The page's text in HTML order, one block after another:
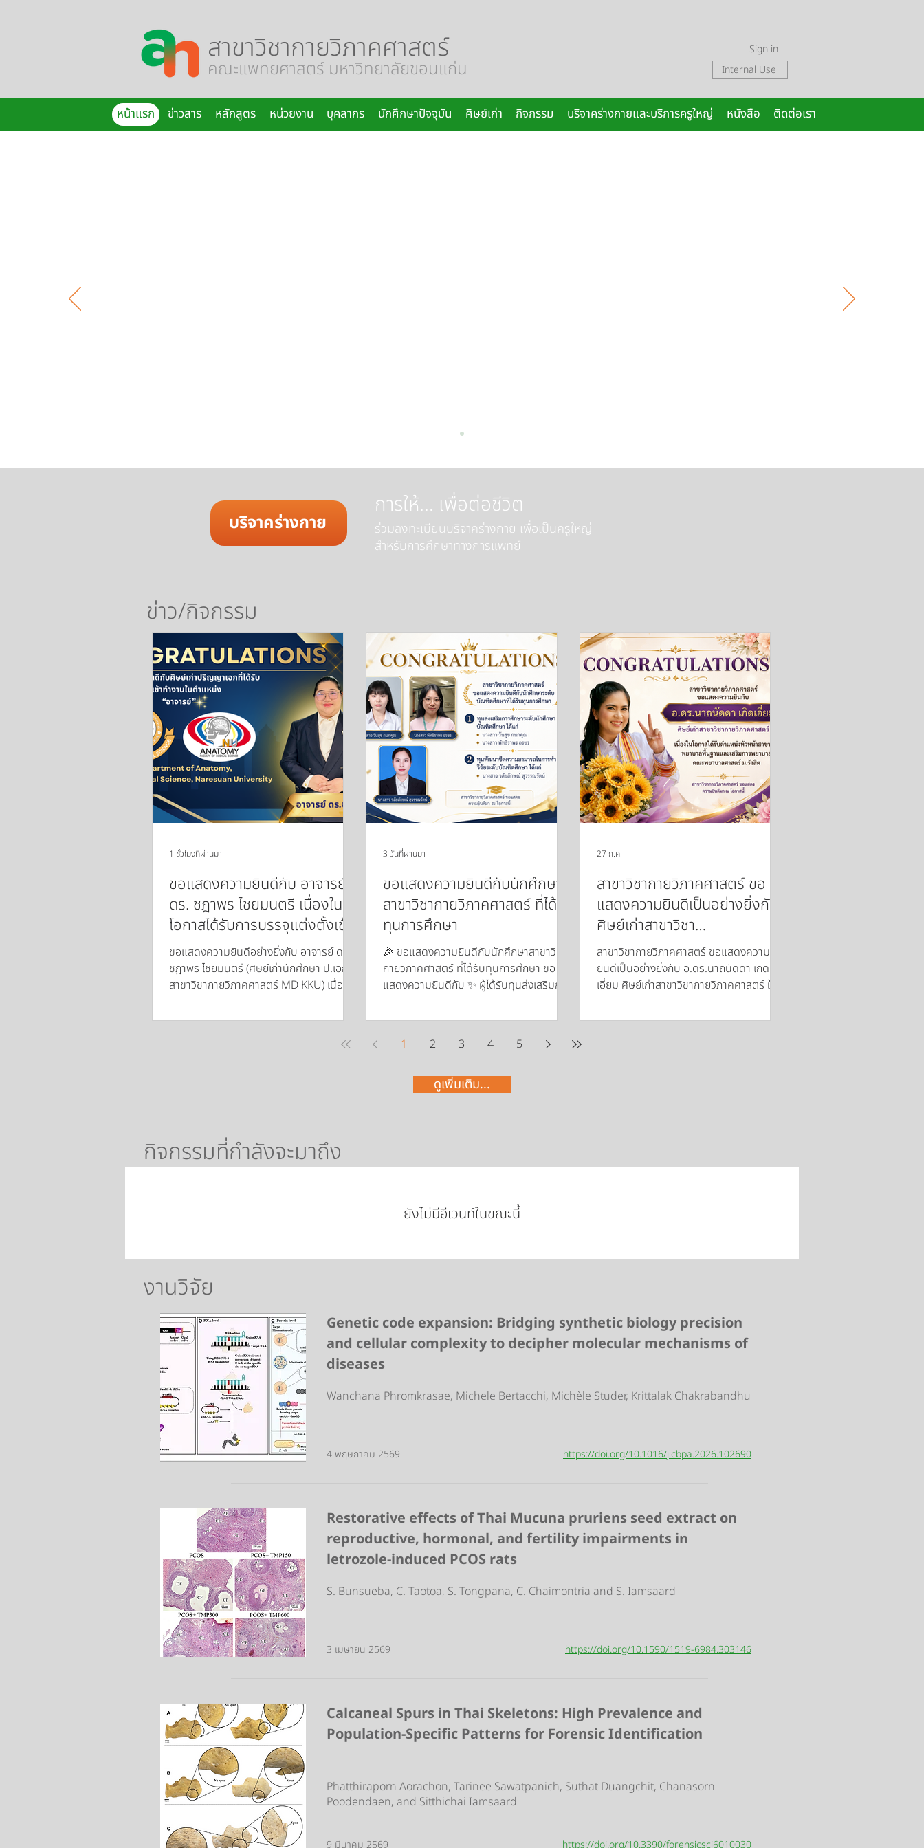
Sign in
สาขาวิชากายวิภาคศาสตร์
คณะแพทยศาสตร์ มหาวิทยาลัยขอนแก่น Internal Use
หน้าแรก ข่าวสาร หลักสูตร หน่วยงาน บุคลากร นักศึกษาปัจจุบัน ศิษย์เก่า กิจกรรม บริจาคร่างกายและบริการครูใหญ่ หนังสือ ติดต่อเรา
บริจาคร่างกาย
การให้... เพื่อต่อชีวิต
ร่วมลงทะเบียนบริจาคร่างกาย เพื่อเป็นครูใหญ่
สำหรับการศึกษาทางการแพทย์
ข่าว/กิจกรรม
ขอแสดงความยินดีกับ อาจารย์
ดร. ชฎาพร ไชยมนตรี เนื่องใน
โอกาสได้รับการบรรจุแต่งตั้งเข้า
รับตำแหน่งอาจารย์ใหม่ ณ ภาค
วิชากายวิภาคศาสตร์ คณะ
วิทยาศาสตร์การแพทย์ ม.
ขอแสดงความยินดีอย่างยิ่งกับ อาจารย์ ดร.
ชฎาพร ไชยมนตรี (ศิษย์เก่านักศึกษา ป.เอก
สาขาวิชากายวิภาคศาสตร์ MD KKU) เนื่องใน
ตำแหน่งอาจารย์ใหม่ ณ ภาควิชา
มหาวิทยาลัยนเรศวร ขอให้มีความสุขในการ
1 ชั่วโมงที่ผ่านมา
ขอแสดงความยินดีกับนักศึกษา
สาขาวิชากายวิภาคศาสตร์ ที่ได้รับ
ทุนการศึกษา
🎉 ขอแสดงความยินดีกับนักศึกษาสาขาวิชา
กายวิภาคศาสตร์ ที่ได้รับทุนการศึกษา ขอ
แสดงความยินดีกับ ✨ ผู้ได้รับทุนส่งเสริมการ
กนกคุณ • นางสาว พัทธิราพร อรชร ✨ ผู้ได้
ระดับบัณฑิตศึกษา • นางสาว วลัยลักษณ์
ความสำเร็จในการศึกษาและการวิจัย เป็น
3 วันที่ผ่านมา
สาขาวิชากายวิภาคศาสตร์ ขอ
แสดงความยินดีเป็นอย่างยิ่งกับ
ศิษย์เก่าสาขาวิชา
กายวิภาคศาสตร์
สาขาวิชากายวิภาคศาสตร์ ขอแสดงความ
ยินดีเป็นอย่างยิ่งกับ อ.ดร.นาถนัดดา เกิด
เอี่ยม ศิษย์เก่าสาขาวิชากายวิภาคศาสตร์ ใน
สำเร็จในครั้งนี้สะท้อนถึงความมุ่งมั่น ความรู้
27 ก.ค.
1 2 3 4 5
ดูเพิ่มเติม...
กิจกรรมที่กำลังจะมาถึง
ยังไม่มีอีเวนท์ในขณะนี้
งานวิจัย
Genetic code expansion: Bridging synthetic biology precision
and cellular complexity to decipher molecular mechanisms of
diseases
Wanchana Phromkrasae, Michele Bertacchi, Michèle Studer, Krittalak Chakrabandhu
4 พฤษภาคม 2569 https://doi.org/10.1016/j.cbpa.2026.102690
Restorative effects of Thai Mucuna pruriens seed extract on
reproductive, hormonal, and fertility impairments in
letrozole-induced PCOS rats
S. Bunsueba, C. Taotoa, S. Tongpana, C. Chaimontria and S. Iamsaard
3 เมษายน 2569 https://doi.org/10.1590/1519-6984.303146
Calcaneal Spurs in Thai Skeletons: High Prevalence and
Population-Specific Patterns for Forensic Identification
Phatthiraporn Aorachon, Tarinee Sawatpanich, Suthat Duangchit, Chanasorn
Poodendaen, and Sitthichai Iamsaard
9 มีนาคม 2569 https://doi.org/10.3390/forensicsci6010030